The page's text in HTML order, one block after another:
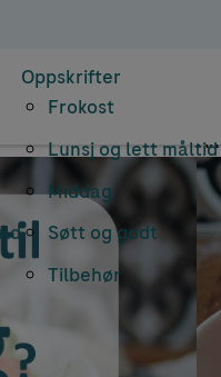
Oppskrifter
Frokost
Lunsj og lett måltid
Middag
Søtt og godt
Tilbehør